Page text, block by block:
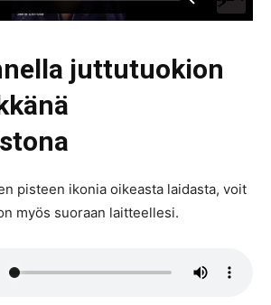
juttutuokion
pisteen ikonia oikeasta laidasta, voit
myös suoraan laitteellesi.